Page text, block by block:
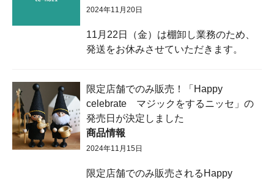
2024年11月20日
11月22日（金）は棚卸し業務のため、
発送をお休みさせていただきます。
限定店舗でのみ販売！「Happy
celebrate マジックをするニッセ」の
発売日が決定しました
商品情報
2024年11月15日
限定店舗でのみ販売されるHappy